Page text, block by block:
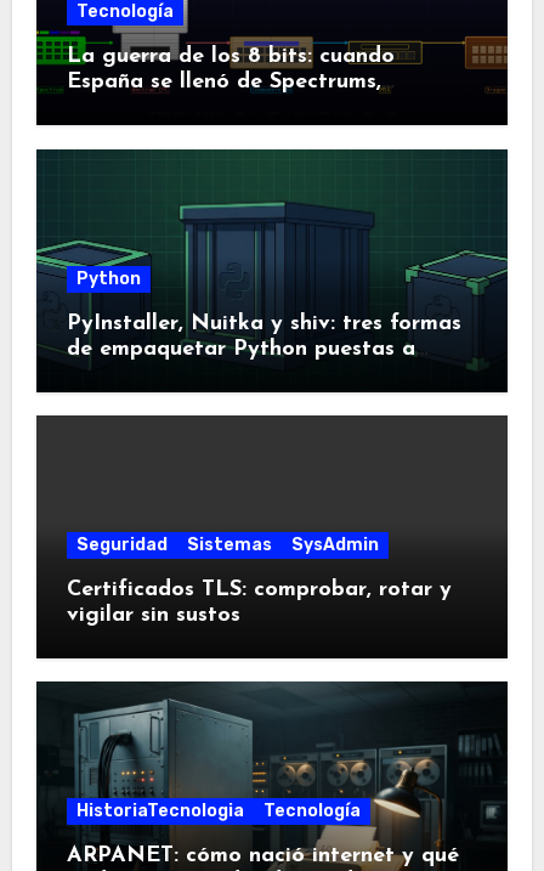
Tecnología
La guerra de los 8 bits: cuando
España se llenó de Spectrums,
Python
PyInstaller, Nuitka y shiv: tres formas
de empaquetar Python puestas a
prueba
Seguridad Sistemas SysAdmin
Certificados TLS: comprobar, rotar y
vigilar sin sustos
HistoriaTecnologia Tecnología
ARPANET: cómo nació internet y qué